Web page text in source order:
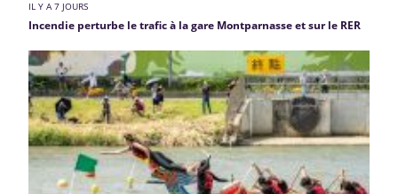
IL Y A 7 JOURS
Incendie perturbe le trafic à la gare Montparnasse et sur le RER